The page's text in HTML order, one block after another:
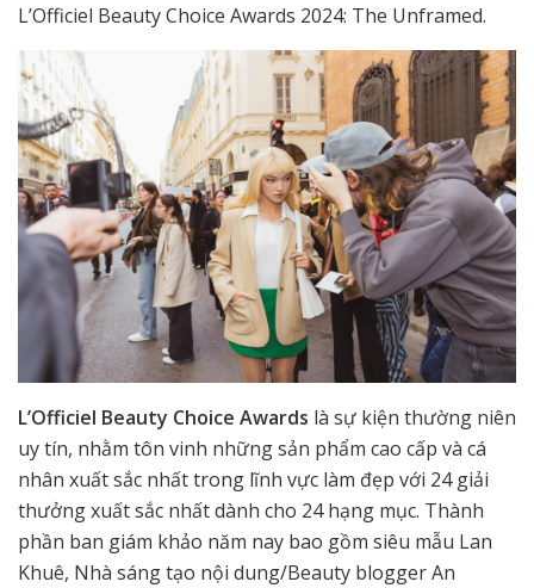
L’Officiel Beauty Choice Awards 2024: The Unframed.
L’Officiel Beauty Choice Awards là sự kiện thường niên
uy tín, nhằm tôn vinh những sản phẩm cao cấp và cá
nhân xuất sắc nhất trong lĩnh vực làm đẹp với 24 giải
thưởng xuất sắc nhất dành cho 24 hạng mục. Thành
phần ban giám khảo năm nay bao gồm siêu mẫu Lan
Khuê, Nhà sáng tạo nội dung/Beauty blogger An